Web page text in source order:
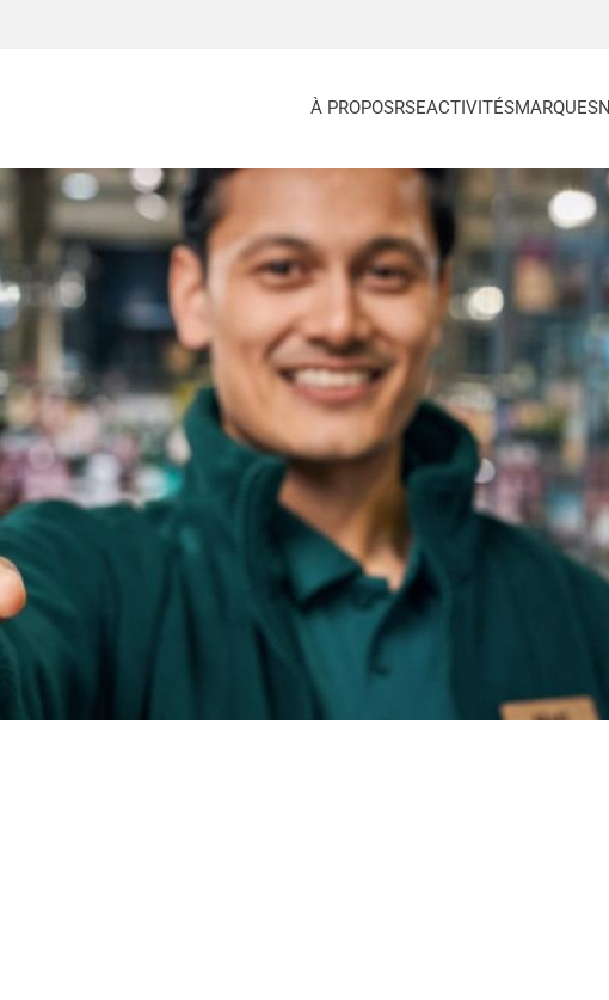
À PROPOSRSEACTIVITÉSMARQUES